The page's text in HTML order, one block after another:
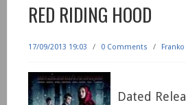
RED RIDING HOOD
17/09/2013 19:03 / 0 Comments / Franko
Dated